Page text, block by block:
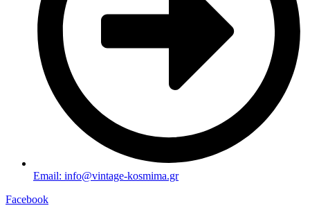
Email: info@vintage-kosmima.gr
Facebook